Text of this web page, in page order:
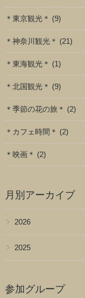
＊東京観光＊ (9)
＊神奈川観光＊ (21)
＊東海観光＊ (1)
＊北国観光＊ (9)
＊季節の花の旅＊ (2)
＊カフェ時間＊ (2)
＊映画＊ (2)
月別アーカイブ
▶ 2026
▶ 2025
参加グループ